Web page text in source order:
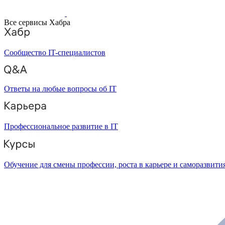
Все сервисы Хабра
Сообщество IT-специалистов
Ответы на любые вопросы об IT
Профессиональное развитие в IT
Обучение для смены профессии, роста в карьере и